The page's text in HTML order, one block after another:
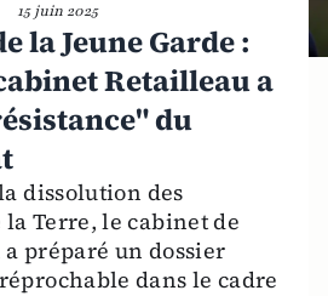
15 juin 2025
la Jeune Garde :
Retailleau a
du
dissolution des
Terre, le cabinet de
préparé un dossier
dans le cadre